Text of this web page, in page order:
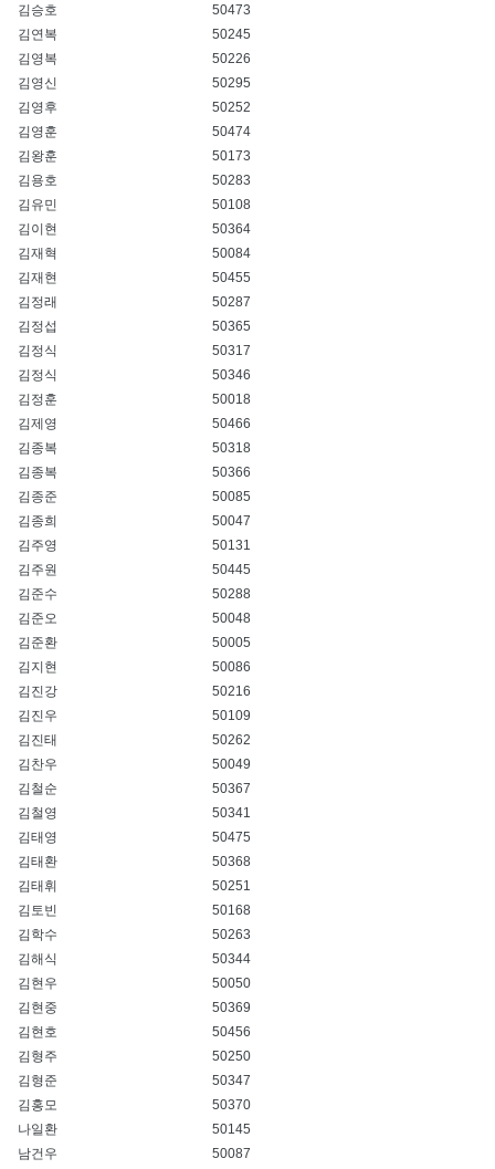
김승호
50473
김연복
50245
김영복
50226
김영신
50295
김영후
50252
김영훈
50474
김왕훈
50173
김용호
50283
김유민
50108
김이현
50364
김재혁
50084
김재현
50455
김정래
50287
김정섭
50365
김정식
50317
김정식
50346
김정훈
50018
김제영
50466
김종복
50318
김종복
50366
김종준
50085
김종희
50047
김주영
50131
김주원
50445
김준수
50288
김준오
50048
김준환
50005
김지현
50086
김진강
50216
김진우
50109
김진태
50262
김찬우
50049
김철순
50367
김철영
50341
김태영
50475
김태환
50368
김태휘
50251
김토빈
50168
김학수
50263
김해식
50344
김현우
50050
김현중
50369
김현호
50456
김형주
50250
김형준
50347
김홍모
50370
나일환
50145
남건우
50087